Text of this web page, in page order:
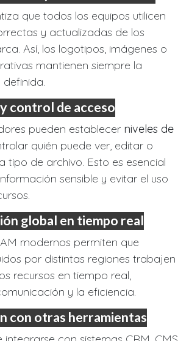
que todos los equipos utilicen
y actualizadas de los
Así, los logotipos, imágenes o
mantienen siempre la
control de acceso
pueden establecer niveles de
quién puede ver, editar o
tipo de archivo. Esto es esencial
sensible y evitar el uso
global en tiempo real
modernos permiten que
por distintas regiones trabajen
recursos en tiempo real,
y la eficiencia.
con otras herramientas